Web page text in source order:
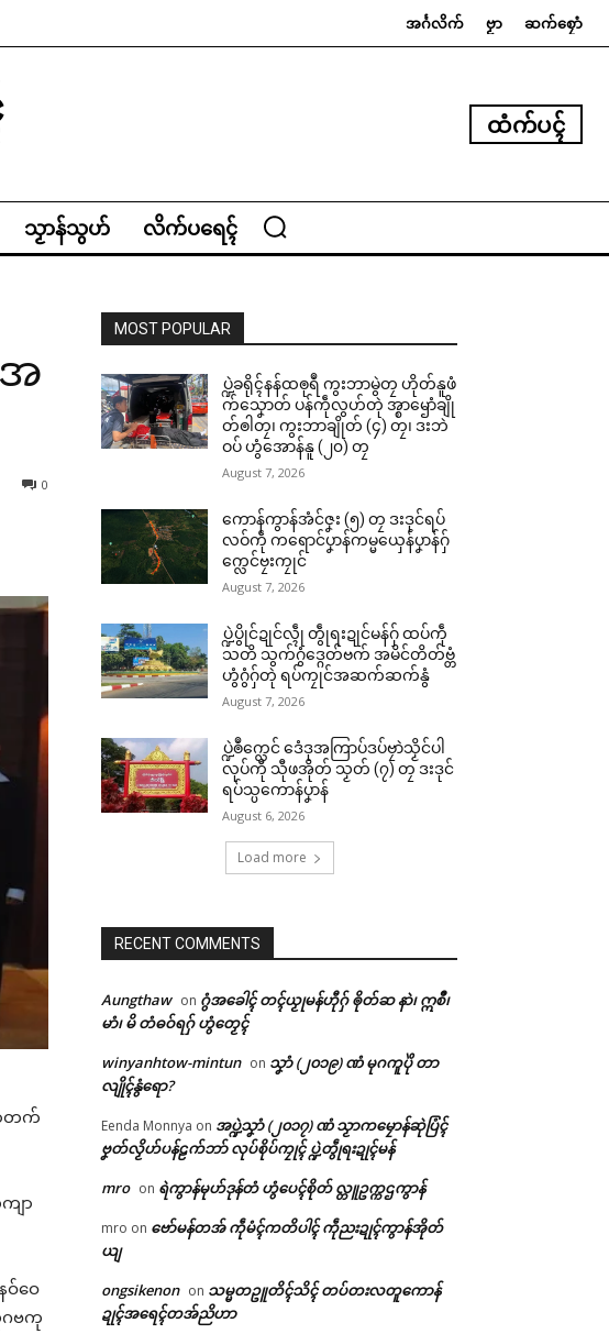
အၚ်္ဂလိက် ဗၟာ ဆက်စၠောံ
ထံက်ပၚ်
သၟာန်သွဟ် လိက်ပရေၚ်
0
တက်
ျာ
ဝေ
ဂဗကု
MOST POPULAR
ပ္ဍဲခရိုၚ်နန်ထၜုရဳ ကွးဘာမွဲတၠ ဟိုတ်နူဖံ
က်သၞောတ် ပန်ကဵုလွဟ်တုဲ အ္စာၝောံချို
တ်ၜါတၠ၊ ကွးဘာချိုတ် (၄) တၠ၊ ဒးဘဲ
ဝပ် ဟွံအောန်နူ (၂၀) တၠ
August 7, 2026
ကောန်ကွာန်အံင်ဇၞး (၅) တၠ ဒးဒုင်ရပ်
လဝ်ကဵု ကရောင်ပၞာန်ကမ္မယှေန်ပၞာန်ဂှ်
က္လေင်ဗၠးကၠုင်
August 7, 2026
ပ္ဍဲပွိုင်ဍုင်လ္ၚဵု တွဵုရးဍုင်မန်ဂှ် ထပ်ကဵု
သတိ သွက်ဂွံဒ္ဂေတ်ဗက် အမိင်တိတ်ဗ္တံ
ဟွံဂွံဂှ်တုဲ ရပ်ကၠုင်အဆက်ဆက်နွံ
August 7, 2026
ပ္ဍဲၜဳက္လေင် ဒေံဒုအကြာပ်ဒပ်ဗၠာဲသၟိင်ပါ
လုပ်ကီု သီုဖအိုတ် သၟတ် (၇) တၠ ဒးဒုင်
ရပ်သ္ပကောန်ပၞာန်
August 6, 2026
Load more
RECENT COMMENTS
Aungthaw on ဂွံအခေါၚ် တၚ်ယၟုမန်ဟီုဂှ် ၜိုတ်ဆ နာဲ၊ ဣစဳ၊
မာံ၊ မိ တံဓဝ်ရဂှ် ဟွံတၟေၚ်
winyanhtow-mintun on သၞာံ (၂၀၁၉) ဏံ မုဂကူပိုဲ တာ
လျိုၚ်နွံရော?
Eenda Monnya on အပ္ဍဲသၞာံ (၂၀၁၇) ဏံ သၟာကမၠောန်ဆုဲပြံၚ်
ဗၞတ်လၟိဟ်ပန်ဠက်ဘာ် လုပ်စိုပ်ကၠုၚ် ပ္ဍဲတွဵုရးဍုၚ်မန်
mro on ရဲကွာန်မုဟ်ဒုန်တံ ဟွံပေၚ်စိုတ် လ္တူဥက္ကဌကွာန်
mro on ဗော်မန်တအ် ကဵုမံၚ်ကတိပါၚ် ကဵုညးဍုၚ်ကွာန်အိုတ်
ယျ
ongsikenon on သမ္မတဥူတိၚ်သိၚ် တပ်တးလတူကောန်
ဍုၚ်အရေၚ်တအ်ညိဟာ